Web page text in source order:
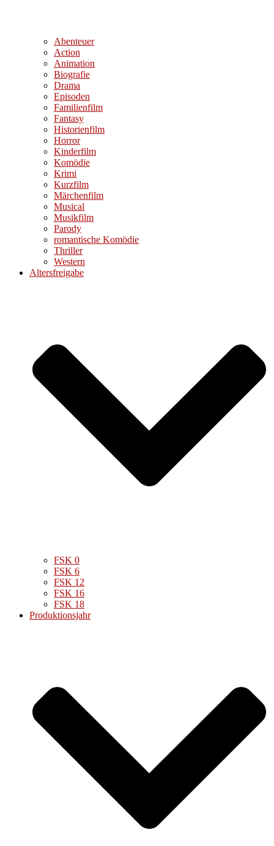
Abenteuer
Action
Animation
Biografie
Drama
Episoden
Familienfilm
Fantasy
Historienfilm
Horror
Kinderfilm
Komödie
Krimi
Kurzfilm
Märchenfilm
Musical
Musikfilm
Parody
romantische Komödie
Thriller
Western
Altersfreigabe
FSK 0
FSK 6
FSK 12
FSK 16
FSK 18
Produktionsjahr